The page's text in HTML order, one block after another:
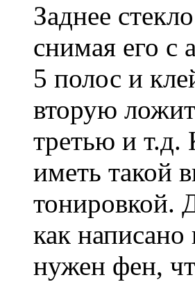
Заднее
снимая его с
5 полос и
вторую
третью и т.д.
иметь такой
тонировкой.
как написано
нужен фен,